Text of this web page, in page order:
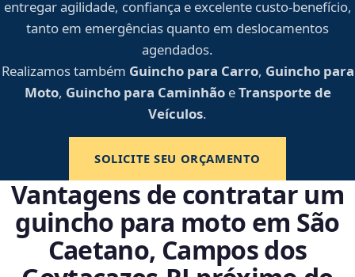
entregar agilidade, confiança e excelente custo-benefício,
tanto em emergências quanto em deslocamentos
agendados.
Realizamos também Guincho para Carro, Guincho para
Moto, Guincho para CaminhãoeTransporte de
Veículos.
SOLICITE SEU ORÇAMENTO
Vantagens de contratar um
guincho para moto em São
Caetano, Campos dos